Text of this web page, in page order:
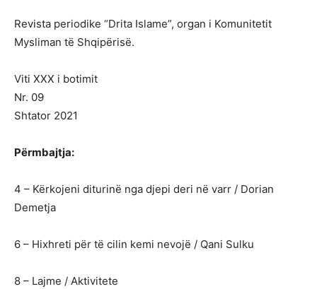
Revista periodike “Drita Islame”, organ i Komunitetit
Mysliman të Shqipërisë.
Viti XXX i botimit
Nr. 09
Shtator 2021
Përmbajtja:
4 – Kërkojeni diturinë nga djepi deri në varr / Dorian
Demetja
6 – Hixhreti për të cilin kemi nevojë / Qani Sulku
8 – Lajme / Aktivitete